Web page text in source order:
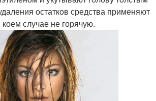
остатков средства применяют
случае не горячую.